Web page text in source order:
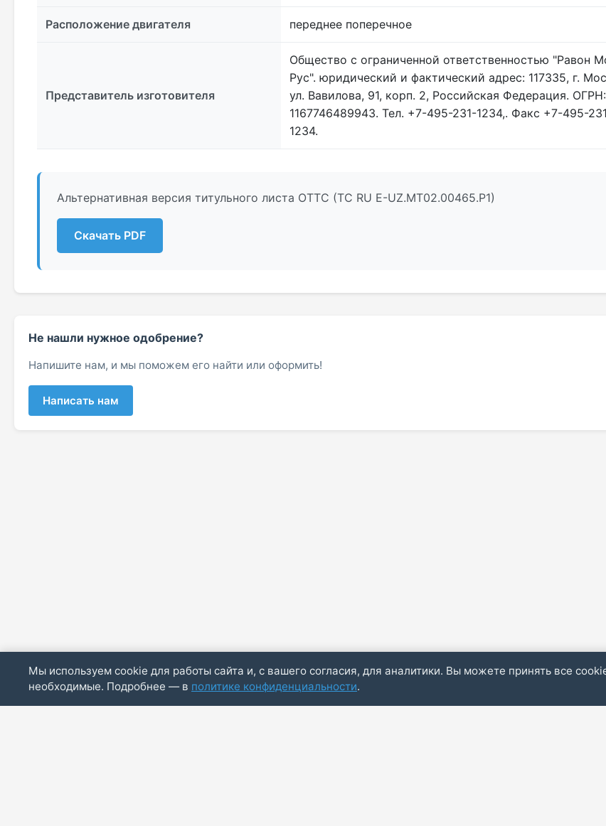
Расположение двигателя переднее поперечное
Представитель изготовителя
Общество с ограниченной ответственностью "Равон
Рус". юридический и фактический адрес: 117335, г.
ул. Вавилова, 91, корп. 2, Российская Федерация. ОГРН:
1167746489943. Тел. +7-495-231-1234,. Факс +7-495-
1234.
Альтернативная версия титульного листа ОТТС (ТС RU Е-UZ.МТ02.00465.Р1)
Скачать PDF
Не нашли нужное одобрение?
Напишите нам, и мы поможем его найти или оформить!
Написать нам
Мы используем cookie для работы сайта и, с вашего согласия, для аналитики. Вы можете принять все
необходимые. Подробнее — в политике конфиденциальности.